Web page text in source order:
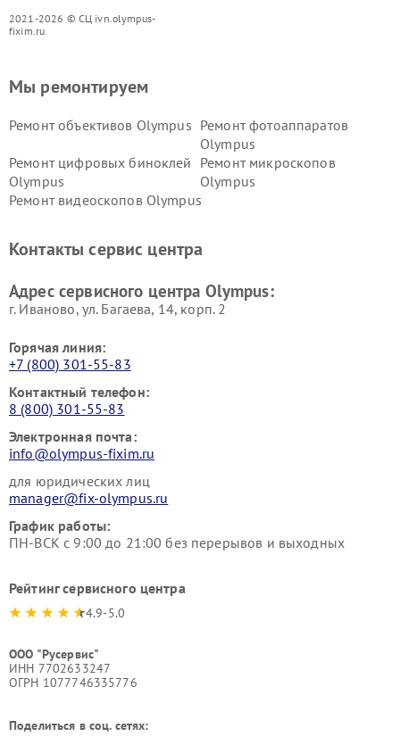
2021-2026 © СЦ ivn.olympus-
fixim.ru
Мы ремонтируем
Ремонт объективов Olympus Ремонт фотоаппаратов
Olympus
Ремонт цифровых биноклей
Olympus
Ремонт микроскопов
Olympus
Ремонт видеоскопов Olympus
Контакты сервис центра
Адрес сервисного центра Olympus:
г. Иваново, ул. Багаева, 14, корп. 2
Горячая линия:
+7 (800) 301-55-83
Контактный телефон:
8 (800) 301-55-83
Электронная почта:
info@olympus-fixim.ru
для юридических лиц
manager@fix-olympus.ru
График работы:
ПН-ВСК с 9:00 до 21:00 без перерывов и выходных
Рейтинг сервисного центра
4.9-5.0
ООО "Русервис"
ИНН 7702633247
ОГРН 1077746335776
Поделиться в соц. сетях: